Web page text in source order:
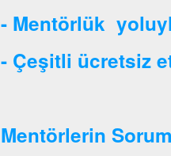
- Mentörlük
- Çeşitli ücretsiz
Mentörlerin